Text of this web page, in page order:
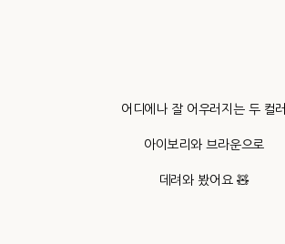
어디에나 잘 어우러지는 두 컬러
아이보리와 브라운으로
데려와 봤어요 🧸